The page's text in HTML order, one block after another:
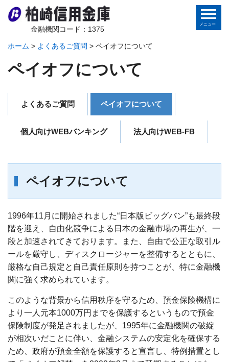
金融機関コード：1375
法人のお客さま
金庫から皆様へ
ホーム > よくあるご質問 > ペイオフについて
ペイオフについて
よくあるご質問 ペイオフについて
個人向けWEBバンキング 法人向けWEB-FB
ペイオフについて
1996年11月に開始されました“日本版ビッグバン”も最終段
階を迎え、自由化競争による日本の金融市場の再生が、一
段と加速されてきております。また、自由で公正な取引ル
ールを厳守し、ディスクロージャーを整備するとともに、
厳格な自己規定と自己責任原則を持つことが、特に金融機
関に強く求められています。
このような背景から信用秩序を守るため、預金保険機構に
より一人元本1000万円までを保護するというもので預金
保険制度が発足されましたが、1995年に金融機関の破綻
が相次いだことに伴い、金融システムの安定化を確保する
ため、政府が預金全額を保護すると宣言し、特例措置とし